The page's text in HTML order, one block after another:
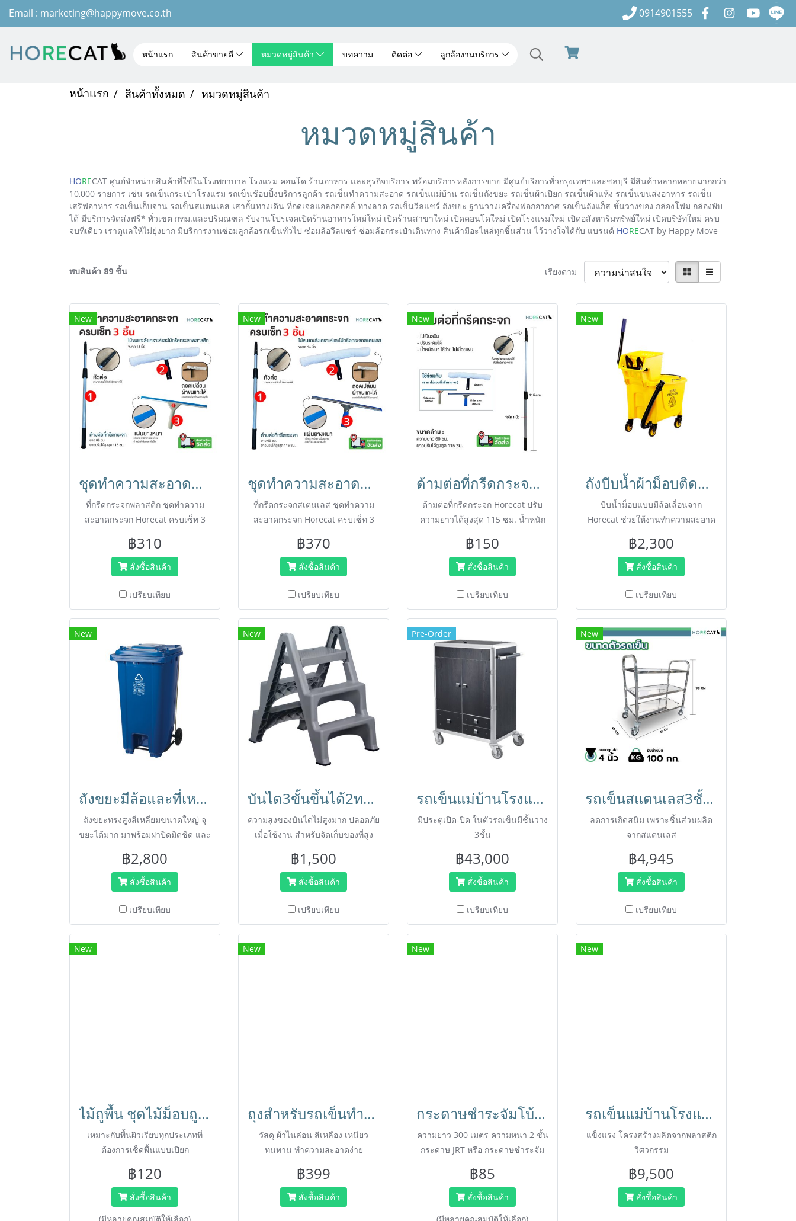
Email : marketing@happymove.co.th 0914901555
หน้าแรก สินค้าขายดี หมวดหมู่สินค้า บทความ ติดต่อ ลูกล้องานบริการ
หน้าแรก สินค้าทั้งหมด หมวดหมู่สินค้า
หมวดหมู่สินค้า
HORECAT ศูนย์จำหน่ายสินค้าที่ใช้ในโรงพยาบาล โรงแรม คอนโด ร้านอาหาร และธุรกิจบริการ พร้อมบริการหลังการขาย มีศูนย์บริการทั่วกรุงเทพฯและชลบุรี มีสินค้าหลากหลายมากกว่า
10,000 รายการ เช่น รถเข็นกระเป๋าโรงแรม รถเข็นช้อบปิ้งบริการลูกค้า รถเข็นทำความสะอาด รถเข็นแม่บ้าน รถเข็นถังขยะ รถเข็นผ้าเปียก รถเข็นผ้าแห้ง รถเข็นขนส่งอาหาร รถเข็น
เสริฟอาหาร รถเข็นเก็บจาน รถเข็นสแตนเลส เสากั้นทางเดิน ที่กดเจลแอลกอฮอล์ ทางลาด รถเข็นวีลแชร์ ถังขยะ ฐานวางเครื่องฟอกอากาศ รถเข็นถังแก็ส ชั้นวางของ กล่องโฟม กล่องพับ
ได้ มีบริการจัดส่งฟรี* ทั่วเขต กทม.และปริมณฑล รับงานโปรเจคเปิดร้านอาหารใหม่ใหม่ เปิดร้านสาขาใหม่ เปิดคอนโดใหม่ เปิดโรงแรมใหม่ เปิดอสังหาริมทรัพย์ใหม่ เปิดบริษัทใหม่ ครบ
จบที่เดียว เราดูแลให้ไม่ยุ่งยาก มีบริการงานซ่อมลูกล้อรถเข็นทั่วไป ซ่อมล้อวีลแชร์ ซ่อมล้อกระเป๋าเดินทาง สินค้ามีอะไหล่ทุกชิ้นส่วน ไว้วางใจได้กับ แบรนด์ HORECAT by Happy Move
พบสินค้า 89 ชิ้น เรียงตาม
New
ชุดทำความสะอาดกระจก 3 ชิ้น ด้ามยืด 115cm. ที่กรีดกระจกพลาสติก 14 นิ้ว Horecat
ที่กรีดกระจกพลาสติก ชุดทำความ
สะอาดกระจก Horecat ครบเซ็ท 3
ซม. คุณภาพสูง ทำความสะอาดที่สูง
ได้อย่างมืออาชีพ
฿310
สั่งซื้อสินค้า
เปรียบเทียบ
New
ชุดทำความสะอาดกระจก 3 ชิ้น ด้ามยืด 115cm. ที่กรีดกระจกสเตนเลส 14 นิ้ว Horecat
ที่กรีดกระจกสเตนเลส ชุดทำความ
สะอาดกระจก Horecat ครบเซ็ท 3
ซม. คุณภาพสูง ทำความสะอาดที่สูง
ได้อย่างมืออาชีพ
฿370
สั่งซื้อสินค้า
เปรียบเทียบ
New
ด้ามต่อที่กรีดกระจก ปรับได้ 69-115cm. ไม่เป็นสนิม น้ำหนักเบา Horecat 45828
ด้ามต่อที่กรีดกระจก Horecat ปรับ
ความยาวได้สูงสุด 115 ซม. น้ำหนัก
พลาสติก/สเตนเลส /ผ้าขนแกะ
ทำความสะอาดที่สูงง่าย.
฿150
สั่งซื้อสินค้า
เปรียบเทียบ
New
ถังบีบน้ำผ้าม็อบติดล้อ34ลิตรพร้อมที่ปล่อยน้ำเสีย ถังม็อบคันโยก ถังบีบผ้าม็อบ ถังใส่น้ำถูพื้น HORECAT
บีบน้ำม็อบแบบมีล้อเลื่อนจาก
Horecat ช่วยให้งานทำความสะอาด
ใช้งานสะดวก เหมาะสำหรับโรงแรม
ห้าง และออฟฟิศ
฿2,300
สั่งซื้อสินค้า
เปรียบเทียบ
New
ถังขยะมีล้อและที่เหยียบความจุ240 ลิตร สีน้ำเงิน ถังขยะ กทม.HORECAT
ถังขยะทรงสูงสี่เหลี่ยมขนาดใหญ่ จุ
ขยะได้มาก มาพร้อมฝาปิดมิดชิด และ
สะดวก เหมาะสำหรับใช้ภายนอกบ้าน
พักอาศัย สำนักงาน หอพัก หรือ
บริเวณสาธารณะที่มีคนพลุกพล่าน
ออกแบบให้เปิดฝาถังได้โดยการ
เหยียบแป้นด้านล่าง ลดการสัมผัสเพื่อ
สุขอนามัยที่ดี ผลิตจากพลาสติก
HDPE เกรดคุณภาพ เนื้อหนา แข็ง
฿2,800
สั่งซื้อสินค้า
เปรียบเทียบ
New
บันได3ขั้นขึ้นได้2ทาง มียางกันลื่น ปลอดภัย พับเก็บได้ สำหรับแม่บ้านทำความสะอาด HORECAT
ความสูงของบันไดไม่สูงมาก ปลอดภัย
เมื่อใช้งาน สำหรับจัดเก็บของที่สูง
฿1,500
สั่งซื้อสินค้า
เปรียบเทียบ
Pre-Order
รถเข็นแม่บ้านโรงแรม สแตนเลส มีประตูเปิด ปิด มีชั้นด้านใน Happy Move
มีประตูเปิด-ปิด ในตัวรถเข็นมีชั้นวาง
3ชั้น
฿43,000
สั่งซื้อสินค้า
เปรียบเทียบ
New
รถเข็นสแตนเลส3ชั้นขนาดใหญ่ 850x450x900 มม. BX-M143M HORECAT
ลดการเกิดสนิม เพราะชิ้นส่วนผลิต
จากสแตนเลส
฿4,945
สั่งซื้อสินค้า
เปรียบเทียบ
New
ไม้ถูพื้น ชุดไม้ม็อบถูพื้นพร้อมผ้า ด้ามจับอลูมิเนียมยาวไม่เมื่อย ไม่เป็นสนิม ผ้าฝ้ายปั่นเกลียว HORECAT 56039
เหมาะกับพื้นผิวเรียบทุกประเภทที่
ต้องการเช็ดพื้นแบบเปียก
฿120
สั่งซื้อสินค้า
(มีหลายคุณสมบัติให้เลือก)
New
ถุงสำหรับรถเข็นทำความสะอาด ถุงรถเมท ถุงขยะรถเข็นแม่บ้าน ถุงเหลืองสำรองรถเข็นแม่บ้าน ใส่รถเข็นทั่วไปได้ทุกรุ่น HORECAT
วัสดุ ผ้าไนล่อน สีเหลือง เหนียว
ทนทาน ทำความสะอาดง่าย
฿399
สั่งซื้อสินค้า
New
กระดาษชำระจัมโบ้โรล หรือกระดาษทิชชู่ JRT (๋Jumbo Roll Tissue) เป็นกระดาษชำระม้วนใหญ่ 12 ม้วน ยาว300เมตรต่อ1ม้วน
ความยาว 300 เมตร ความหนา 2 ชั้น
กระดาษ JRT หรือ กระดาษชำระจัม
ซึ่งทำให้ประหยัดการใช้งาน สามารถ
ใช้งานได้ยาวนาน
฿85
สั่งซื้อสินค้า
(มีหลายคุณสมบัติให้เลือก)
New
รถเข็นแม่บ้านโรงแรม รถเข็นทำความสะอาด รถเข็นพร้อมถุงผ้า มีฝาปิด ล็อกได้ Maid Trolley HORECAT 56558
แข็งแรง โครงสร้างผลิตจากพลาสติก
วิศวกรรม
฿9,500
สั่งซื้อสินค้า